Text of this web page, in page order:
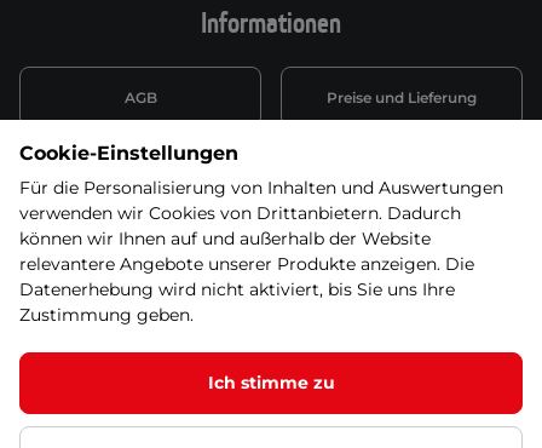
Informationen
AGB Preise und Lieferung
Datenschutzerklärung
DSGVO
Wiederufsbelehrung mit Link
Batterieentsorgung
Informationen zu Elektro-
und Elektonikgeräten
Cookie-Einstellungen
Für die Personalisierung von Inhalten und Auswertungen
verwenden wir Cookies von Drittanbietern. Dadurch
können wir Ihnen auf und außerhalb der Website
relevantere Angebote unserer Produkte anzeigen. Die
Datenerhebung wird nicht aktiviert, bis Sie uns Ihre
Zustimmung geben.
Ich stimme zu